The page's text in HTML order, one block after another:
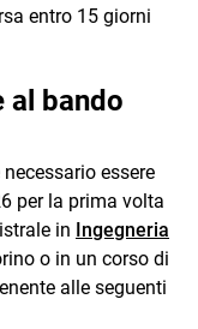
entro 15 giorni
al bando
essere
per la prima volta
in Ingegneria
o in un corso di
alle seguenti